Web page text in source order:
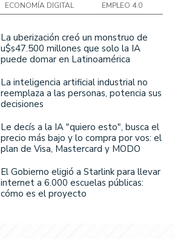
ECONOMÍA DIGITAL EMPLEO 4.0
La uberización creó un monstruo de
u$s47.500 millones que solo la IA
puede domar en Latinoamérica
La inteligencia artificial industrial no
reemplaza a las personas, potencia sus
decisiones
Le decís a la IA "quiero esto", busca el
precio más bajo y lo compra por vos: el
plan de Visa, Mastercard y MODO
El Gobierno eligió a Starlink para llevar
internet a 6.000 escuelas públicas:
cómo es el proyecto